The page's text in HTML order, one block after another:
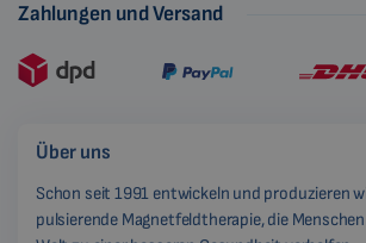
Zahlungen und Versand
Über uns
Schon seit 1991 entwickeln und produzieren
pulsierende Magnetfeldtherapie, die